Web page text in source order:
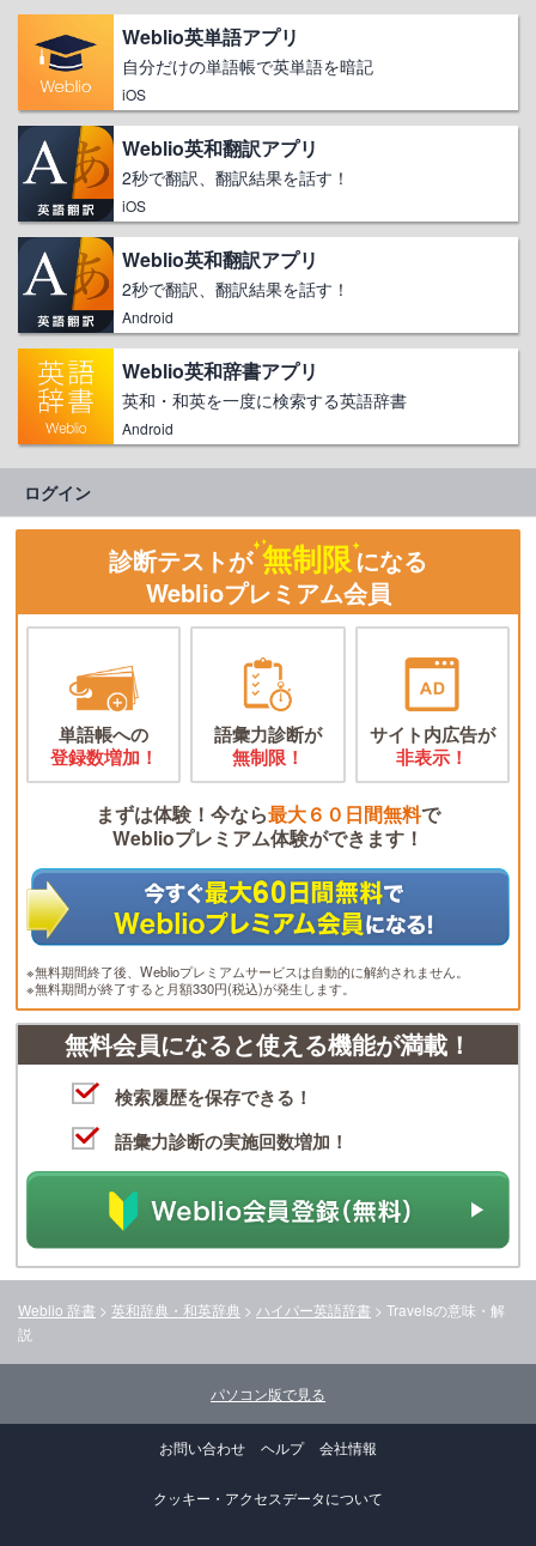
Weblio英単語アプリ
自分だけの単語帳で英単語を暗記
iOS
Weblio英和翻訳アプリ
2秒で翻訳、翻訳結果を話す！
iOS
Weblio英和翻訳アプリ
2秒で翻訳、翻訳結果を話す！
Android
Weblio英和辞書アプリ
英和・和英を一度に検索する英語辞書
Android
ログイン
診断テストが 無制限になる
Weblioプレミアム会員
単語帳への
登録数増加！
語彙力診断が
無制限！
サイト内広告が
非表示！
まずは体験！今なら最大６０日間無料で
Weblioプレミアム体験ができます！
※無料期間終了後、Weblioプレミアムサービスは自動的に解約されません。
※無料期間が終了すると月額330円(税込)が発生します。
無料会員になると使える機能が満載！
検索履歴を保存できる！
語彙力診断の実施回数増加！
Weblio 辞書 > 英和辞典・和英辞典 > ハイパー英語辞書 > Travelsの意味・解
説
パソコン版で見る
お問い合わせ ヘルプ 会社情報
クッキー・アクセスデータについて